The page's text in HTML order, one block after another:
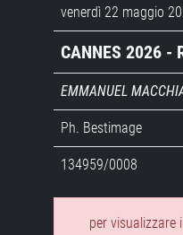
venerdì 22 maggio
CANNES 2026 -
EMMANUEL
Ph. Bestimage
134959/0008
per visualizzare